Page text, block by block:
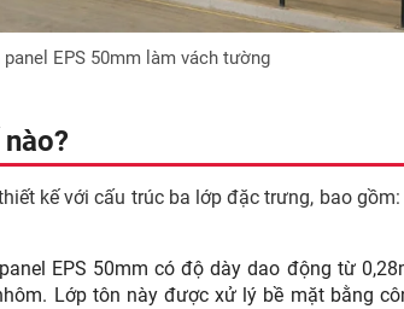
EPS 50mm làm vách tường
kế với cấu trúc ba lớp đặc trưng, bao
EPS 50mm có độ dày dao động từ
Lớp tôn này được xử lý bề mặt bằng